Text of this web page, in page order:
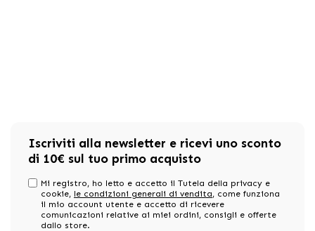
Iscriviti alla newsletter e ricevi uno sconto
di 10€ sul tuo primo acquisto
Mi registro, ho letto e accetto il Tutela della privacy e
cookie, le condizioni generali di vendita, come funziona
il mio account utente e accetto di ricevere
comunicazioni relative ai miei ordini, consigli e offerte
dallo store.